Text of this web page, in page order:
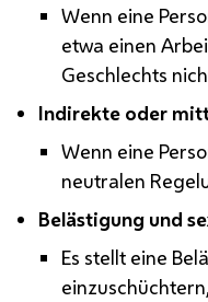
Wenn eine
etwa einen
Geschlechts
Indirekte oder
Wenn eine
neutralen
Belästigung und
Es stellt eine